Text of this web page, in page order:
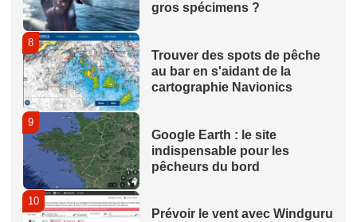
gros spécimens ?
8
Trouver des spots de pêche
au bar en s'aidant de la
cartographie Navionics
9
Google Earth : le site
indispensable pour les
pêcheurs du bord
10
Prévoir le vent avec Windguru